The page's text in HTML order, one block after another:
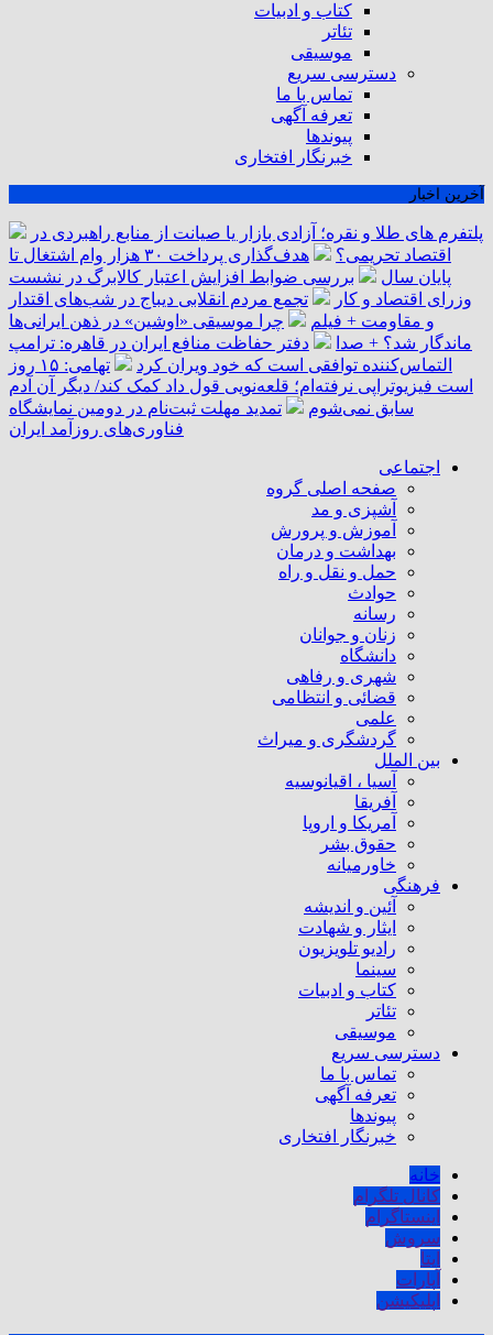
کتاب و ادبیات
تئاتر
موسیقی
دسترسی سریع
تماس با ما
تعرفه آگهی
پیوندها
خبرنگار افتخاری
آخرین اخبار
پلتفرم ‌های طلا و نقره؛ آزادی بازار یا صیانت از منابع راهبردی در
اقتصاد تحریمی؟
هدف‌گذاری پرداخت ۳۰ هزار وام اشتغال تا
پایان سال
بررسی ضوابط افزایش اعتبار کالابرگ در نشست
وزرای اقتصاد و کار
تجمع مردم انقلابی دیباج در شب‌های اقتدار
و مقاومت + فیلم
چرا موسیقی «اوشین» در ذهن ایرانی‌ها
ماندگار شد؟ + صدا
دفتر حفاظت منافع ایران در قاهره: ترامپ
التماس‌کننده توافقی است که خود ویران کرد
تهامی: ۱۵ روز
است فیزیوتراپی نرفته‌ام؛ قلعه‌نویی قول داد کمک کند/ دیگر آن آدم
سابق نمی‌شوم
تمدید مهلت ثبت‌نام در دومین نمایشگاه
فناوری‌های روزآمد ایران
اجتماعی
صفحه اصلی گروه
آشپزی و مد
آموزش و پرورش
بهداشت و درمان
حمل و نقل و راه
حوادث
رسانه
زنان و جوانان
دانشگاه
شهری و رفاهی
قضائی و انتظامی
علمی
گردشگری و میراث
بین الملل
آسیا ، اقیانوسیه
آفریقا
آمریکا و اروپا
حقوق بشر
خاورمیانه
فرهنگی
آئین و اندیشه
ایثار و شهادت
رادیو تلویزیون
سینما
کتاب و ادبیات
تئاتر
موسیقی
دسترسی سریع
تماس با ما
تعرفه آگهی
پیوندها
خبرنگار افتخاری
خانه
کانال تلگرام
اینستاگرام
سروش
ایتا
آپارات
اپلیکیشن